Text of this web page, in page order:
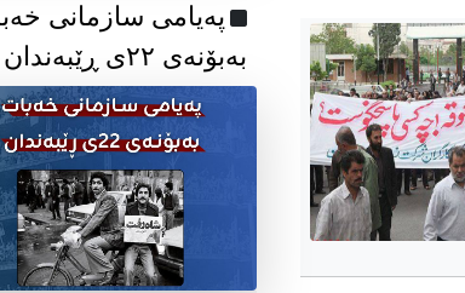
پەیامی سازمانی
بەبۆنەی ۲۲ی ڕێبەندان